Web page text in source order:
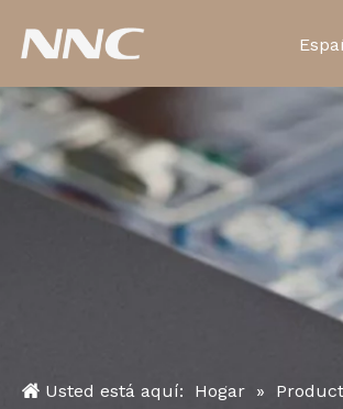
Usted está aquí: Hogar »